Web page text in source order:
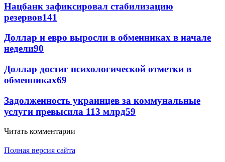
Нацбанк зафиксировал стабилизацию
резервов141
Доллар и евро выросли в обменниках в начале
недели90
Доллар достиг психологической отметки в
обменниках69
Задолженность украинцев за коммунальные
услуги превысила 113 млрд59
Читать комментарии
Полная версия сайта